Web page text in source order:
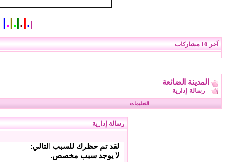
.
|
.
|
.
|
.
|
آخر 10 مشاركات
المدينة الضائعة
رسالة إدارية
التعليمات
رسالة إدارية
لقد تم حظرك للسبب التالي:
لا يوجد سبب مخصص.